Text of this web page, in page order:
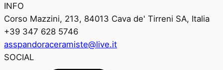
INFO
Corso Mazzini, 213, 84013 Cava de' Tirreni SA, Italia
+39 347 628 5746
asspandoraceramiste@live.it
SOCIAL